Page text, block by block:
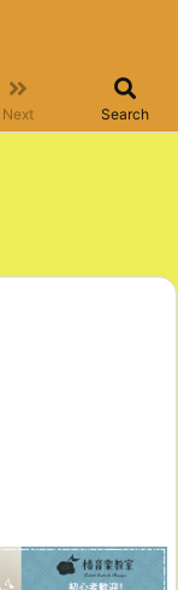
Next Search